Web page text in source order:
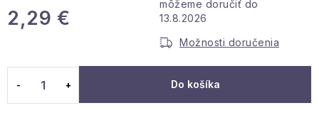
Veľkoobchodná spolupráca
Podmienky ochrany osobných údajov
Info o nákupe
Kontakty
2,29 €
13.8.2026
Možnosti doručenia
Do košíka